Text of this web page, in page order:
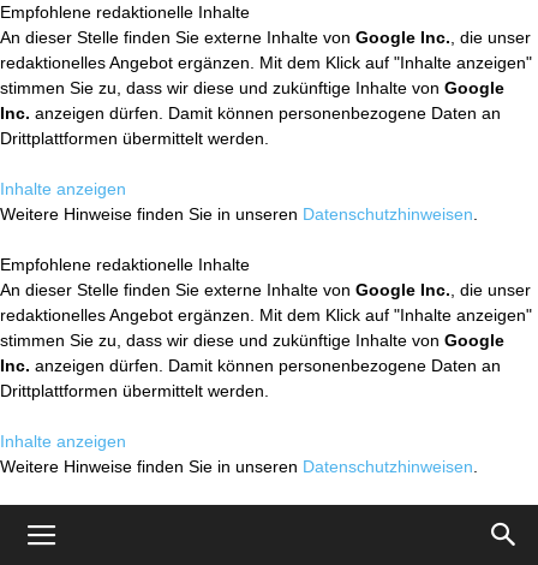
Empfohlene redaktionelle Inhalte
An dieser Stelle finden Sie externe Inhalte von Google Inc. , die unser
redaktionelles Angebot ergänzen. Mit dem Klick auf "Inhalte anzeigen"
stimmen Sie zu, dass wir diese und zukünftige Inhalte von Google
Inc. anzeigen dürfen. Damit können personenbezogene Daten an
Drittplattformen übermittelt werden.
Inhalte anzeigen
Weitere Hinweise finden Sie in unseren Datenschutzhinweisen
Empfohlene redaktionelle Inhalte
An dieser Stelle finden Sie externe Inhalte von Google Inc. , die unser
redaktionelles Angebot ergänzen. Mit dem Klick auf "Inhalte anzeigen"
stimmen Sie zu, dass wir diese und zukünftige Inhalte von Google
Inc. anzeigen dürfen. Damit können personenbezogene Daten an
Drittplattformen übermittelt werden.
Inhalte anzeigen
Weitere Hinweise finden Sie in unseren Datenschutzhinweisen